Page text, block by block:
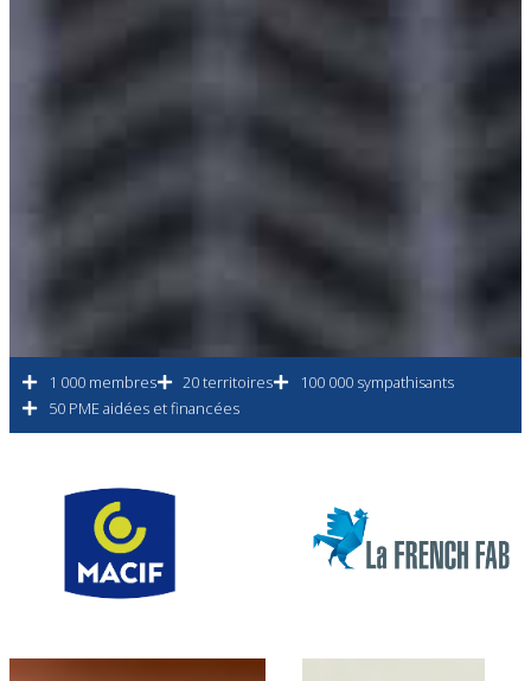
1 000 membres 20 territoires
100 000 sympathisants
50 PME aidées et financées